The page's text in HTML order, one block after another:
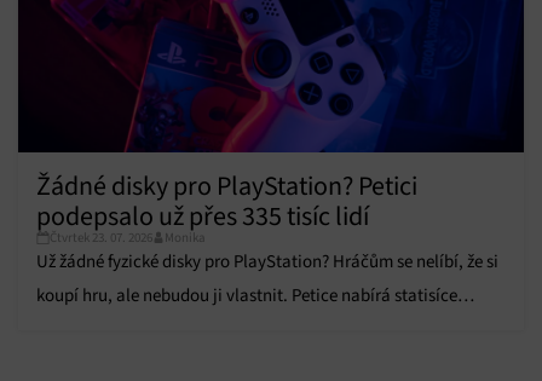
Žádné disky pro PlayStation? Petici
podepsalo už přes 335 tisíc lidí
Čtvrtek 23. 07. 2026 Monika
Už žádné fyzické disky pro PlayStation? Hráčům se nelíbí, že si
koupí hru, ale nebudou ji vlastnit. Petice nabírá statisíce